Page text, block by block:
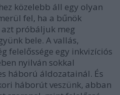
közelebb áll egy olyan
fel, ha a bűnök
próbáljuk meg
bele. A vallás,
felelőssége egy inkvizíciós
nyilván sokkal
háború áldozatainál. És
háborút veszünk, abban